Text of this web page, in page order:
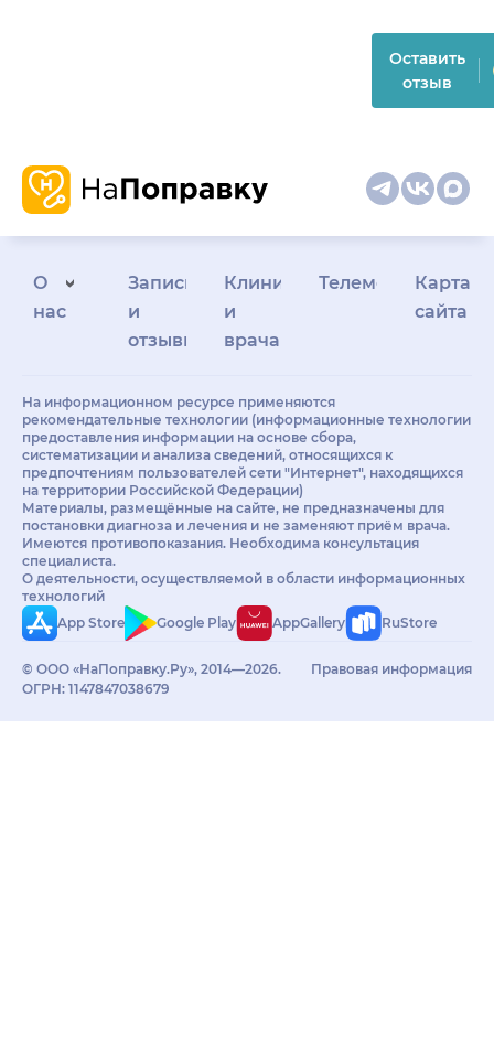
Оставить
отзыв
О
нас
Запись
и
отзывы
Клиникам
и
врачам
Телемедицина
Карта
сайта
На информационном ресурсе применяются
рекомендательные технологии (информационные технологии
предоставления информации на основе сбора,
систематизации и анализа сведений, относящихся к
предпочтениям пользователей сети "Интернет", находящихся
на территории Российской Федерации)
Материалы, размещённые на сайте, не предназначены для
постановки диагноза и лечения и не заменяют приём врача.
Имеются противопоказания. Необходима консультация
специалиста.
О деятельности, осуществляемой в области информационных
технологий
App Store
Google Play AppGallery RuStore
© ООО «НаПоправку.Ру», 2014—2026.
ОГРН: 1147847038679
Правовая информация